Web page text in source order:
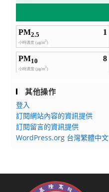
其他操作
登入
訂閱網站內容的資訊提供
訂閱留言的資訊提供
WordPress.org 台灣繁體中文